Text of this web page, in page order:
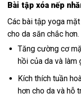
Bài tập xóa nếp
Các bài tập yoga
cho da săn chắc hơn.
Tăng cường cơ
hồi của da và làm
Kích thích tuần
hơn cho da và hỗ